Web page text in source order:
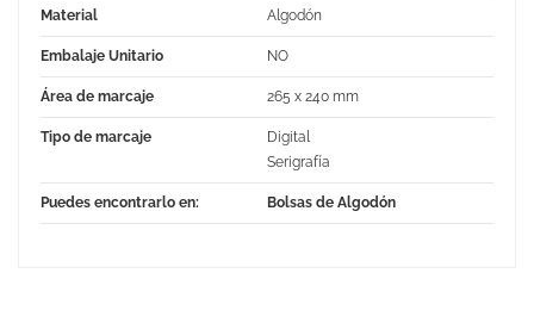
Material Algodón
Embalaje Unitario NO
Área de marcaje 265 x 240 mm
Tipo de marcaje
Digital
Serigrafía
Puedes encontrarlo en: Bolsas de Algodón